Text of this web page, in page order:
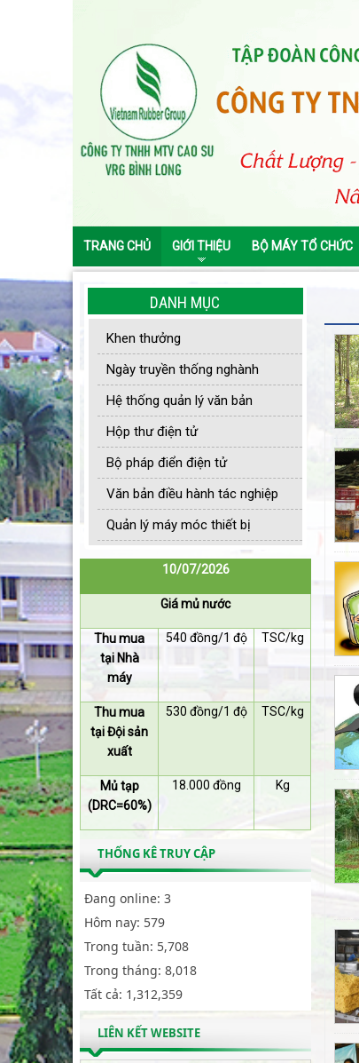
TRANG CHỦ GIỚI THIỆU BỘ MÁY TỔ CHỨC
DANH MỤC
Khen thưởng
Ngày truyền thống nghành
Hệ thống quản lý văn bản
Hộp thư điện tử
Bộ pháp điển điện tử
Văn bản điều hành tác nghiệp
Quản lý máy móc thiết bị
10/07/2026
Giá mủ nước
Thu mua
tại Nhà
máy
540 đồng/1 độ TSC/kg
Thu mua
tại Đội sản
xuất
530 đồng/1 độ TSC/kg
Mủ tạp
(DRC=60%)
18.000 đồng Kg
THỐNG KÊ TRUY CẬP
Đang online: 3
Hôm nay: 579
Trong tuần: 5,708
Trong tháng: 8,018
Tất cả: 1,312,359
LIÊN KẾT WEBSITE